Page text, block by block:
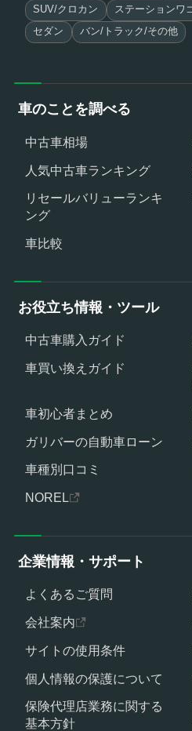
SUV/クロカン ステーションワ
セダン バン/トラック/その他
車のことを調べる
中古車相場
人気中古車ランキング
リセールバリューランキ
ング
車比較
お役立ち情報・ツール
中古車購入ガイド
車買い換えガイド
車初心者まとめ
ガリバーの自動車ローン
車種別口コミ
NOREL
企業情報・サポート
よくあるご質問
会社案内
サイトの使用条件
個人情報の保護について
保険代理店業務に関する
基本方針